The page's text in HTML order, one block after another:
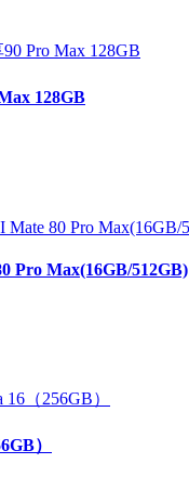
128GB
Pro Max(16GB/512GB)
）